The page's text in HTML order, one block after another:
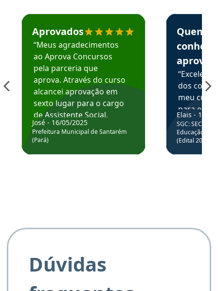
Estudante José recomenda o Aprova Concursos em
Aprovados
“Meus agradecimentos
ao Aprova Concursos
pela parceria que
aprova. Através do curso
alcancei aprovação em
sexto lugar para o cargo
de Assistente Social.
Hoje estou atuando na
Prefeitura de Santarém.
José - 16/05/2025
Prefeitura Municipal de Santarém
(Pará)
Estudante
Quem
aprova
dos
meu
para
colocar
através
de
Elais - 15/
SGC: SEC BA
Educação
(Edital
Dúvidas